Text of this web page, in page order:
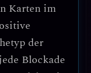
Karten im
der
Blockade